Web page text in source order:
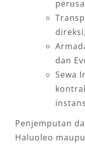
dan
Sewa
Penjemputan
Haluoleo